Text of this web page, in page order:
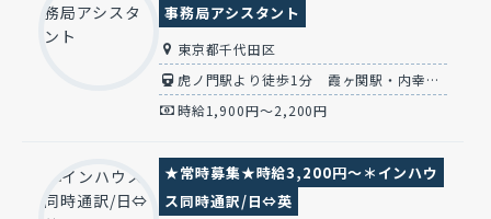
事務局アシスタント
東京都千代田区
虎ノ門駅より徒歩1分 霞ヶ関駅・内幸町駅より各徒歩3分 新橋駅徒歩10分※JCS本社他
時給1,900円～2,200円
★常時募集★時給3,200円～＊インハウ
ス同時通訳/日⇔英